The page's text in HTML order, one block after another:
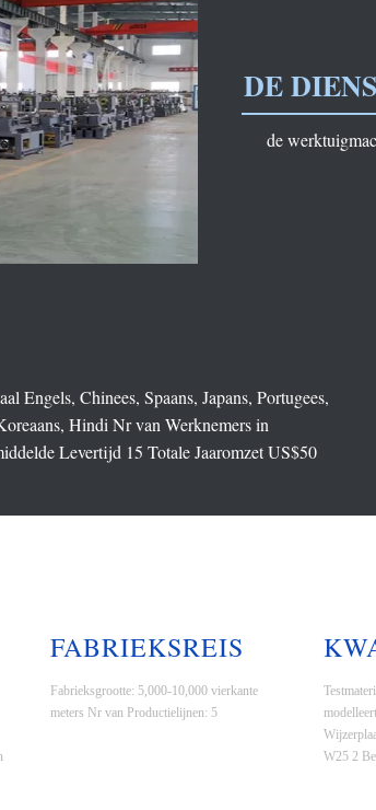
DE
de
Chinees, Spaans, Japans, Portugees,
Hindi Nr van Werknemers in
Levertijd 15 Totale Jaaromzet US$50
FABRIEKSREIS
Fabrieksgrootte: 5,000-10,000 vierkante
meters Nr van Productielijnen: 5
W25 2